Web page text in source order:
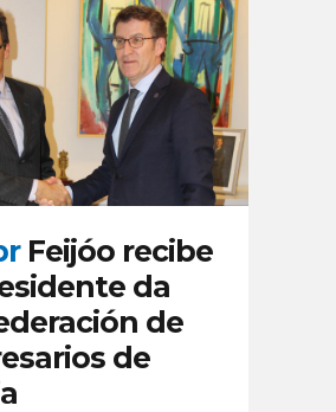
Feijóo recibe
da
de
de